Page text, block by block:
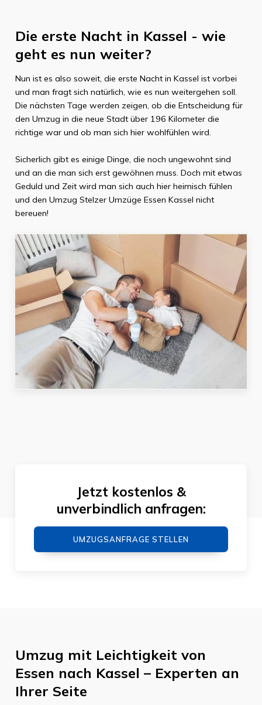
Die erste Nacht in Kassel - wie
geht es nun weiter?
Nun ist es also soweit, die erste Nacht in Kassel ist vorbei
und man fragt sich natürlich, wie es nun weitergehen soll.
Die nächsten Tage werden zeigen, ob die Entscheidung für
den Umzug in die neue Stadt über 196 Kilometerdie
richtige war und ob man sich hier wohlfühlen wird.
Sicherlich gibt es einige Dinge, die noch ungewohnt sind
und an die man sich erst gewöhnen muss. Doch mit etwas
Geduld und Zeit wird man sich auch hier heimisch fühlen
und den Umzug Stelzer Umzüge Essen Kassel nicht
bereuen!
Jetzt kostenlos &
unverbindlich anfragen:
UMZUGSANFRAGE STELLEN
Umzug mit Leichtigkeit von
Essen nach Kassel – Experten an
Ihrer Seite